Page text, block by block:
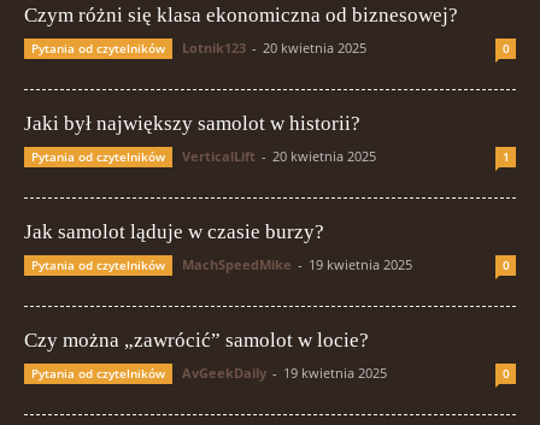
Czym różni się klasa ekonomiczna od biznesowej?
Pytania od czytelników Lotnik123 - 20 kwietnia 2025 0
Jaki był największy samolot w historii?
Pytania od czytelników VerticalLift - 20 kwietnia 2025 1
Jak samolot ląduje w czasie burzy?
Pytania od czytelników MachSpeedMike - 19 kwietnia 2025 0
Czy można „zawrócić” samolot w locie?
Pytania od czytelników AvGeekDaily - 19 kwietnia 2025 0